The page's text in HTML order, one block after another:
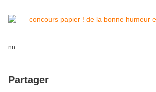
nn
Partager